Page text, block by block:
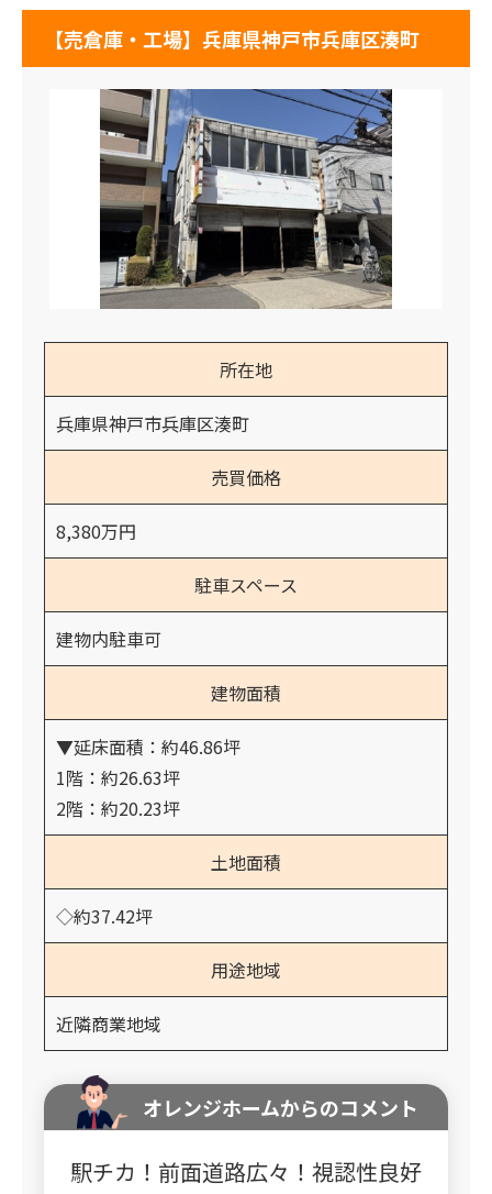
【売倉庫・工場】兵庫県神戸市兵庫区湊町
所在地
兵庫県神戸市兵庫区湊町
売買価格
8,380万円
駐車スペース
建物内駐車可
建物面積
▼延床面積：約46.86坪
1階：約26.63坪
2階：約20.23坪
土地面積
◇約37.42坪
用途地域
近隣商業地域
オレンジホームからのコメント
駅チカ！前面道路広々！視認性良好